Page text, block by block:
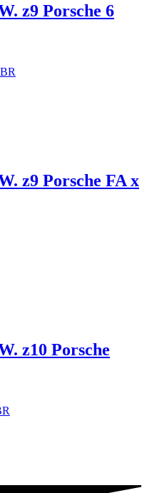
z9 Porsche 6
z9 Porsche FA x
z10 Porsche